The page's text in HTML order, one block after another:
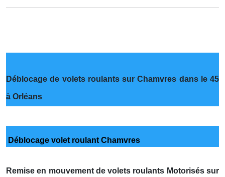
Déblocage de volets roulants sur Chamvres dans le 45
à Orléans
Déblocage volet roulant Chamvres
Remise en mouvement de volets roulants Motorisés sur